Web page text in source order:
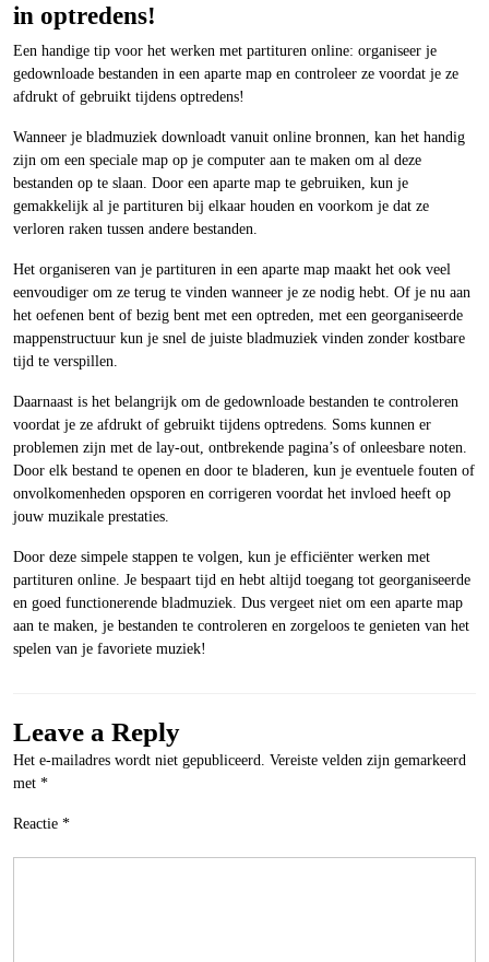
in optredens!
Een handige tip voor het werken met partituren online: organiseer je
gedownloade bestanden in een aparte map en controleer ze voordat je ze
afdrukt of gebruikt tijdens optredens!
Wanneer je bladmuziek downloadt vanuit online bronnen, kan het handig
zijn om een speciale map op je computer aan te maken om al deze
bestanden op te slaan. Door een aparte map te gebruiken, kun je
gemakkelijk al je partituren bij elkaar houden en voorkom je dat ze
verloren raken tussen andere bestanden.
Het organiseren van je partituren in een aparte map maakt het ook veel
eenvoudiger om ze terug te vinden wanneer je ze nodig hebt. Of je nu aan
het oefenen bent of bezig bent met een optreden, met een georganiseerde
mappenstructuur kun je snel de juiste bladmuziek vinden zonder kostbare
tijd te verspillen.
Daarnaast is het belangrijk om de gedownloade bestanden te controleren
voordat je ze afdrukt of gebruikt tijdens optredens. Soms kunnen er
problemen zijn met de lay-out, ontbrekende pagina’s of onleesbare noten.
Door elk bestand te openen en door te bladeren, kun je eventuele fouten of
onvolkomenheden opsporen en corrigeren voordat het invloed heeft op
jouw muzikale prestaties.
Door deze simpele stappen te volgen, kun je efficiënter werken met
partituren online. Je bespaart tijd en hebt altijd toegang tot georganiseerde
en goed functionerende bladmuziek. Dus vergeet niet om een aparte map
aan te maken, je bestanden te controleren en zorgeloos te genieten van het
spelen van je favoriete muziek!
Leave a Reply
Het e-mailadres wordt niet gepubliceerd. Vereiste velden zijn gemarkeerd
met *
Reactie *